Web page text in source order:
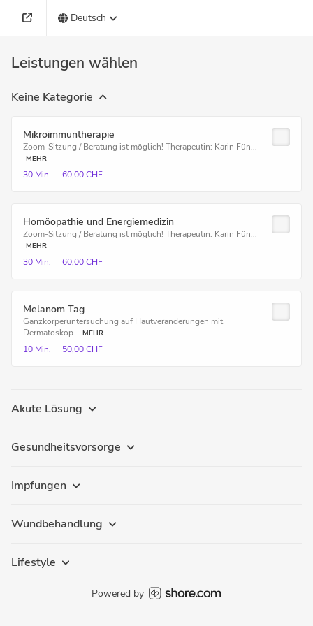
Deutsch
Leistungen wählen
Keine Kategorie
Mikroimmuntherapie
Zoom-Sitzung / Beratung ist möglich! Therapeutin: Karin Fün...
MEHR
30 Min. 60,00 CHF
Homöopathie und Energiemedizin
Zoom-Sitzung / Beratung ist möglich! Therapeutin: Karin Fün...
MEHR
30 Min. 60,00 CHF
Melanom Tag
Ganzkörperuntersuchung auf Hautveränderungen mit
Dermatoskop... MEHR
10 Min. 50,00 CHF
Akute Lösung
Gesundheitsvorsorge
Impfungen
Wundbehandlung
Lifestyle
Powered by